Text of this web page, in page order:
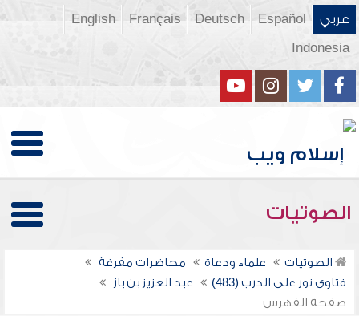
عربي Español
Deutsch
Français
English
Indonesia
الصوتيات
الصوتيات علماء ودعاة
محاضرات مفرغة
فتاوى نور على الدرب (483)
عبد العزيز بن باز
صفحة الفهرس